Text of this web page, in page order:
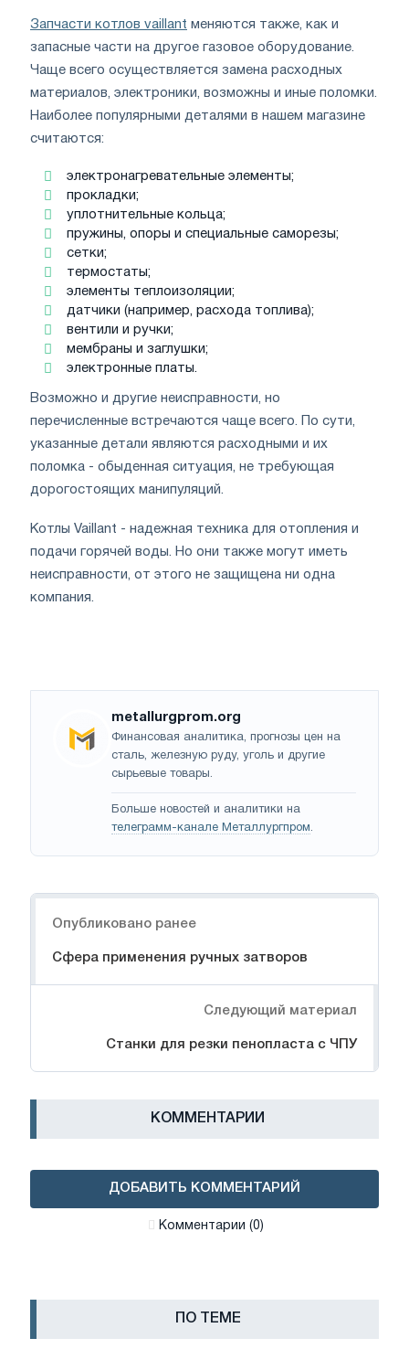
Запчасти котлов vaillant меняются также, как и
запасные части на другое газовое оборудование.
Чаще всего осуществляется замена расходных
материалов, электроники, возможны и иные поломки.
Наиболее популярными деталями в нашем магазине
считаются:
электронагревательные элементы;
прокладки;
уплотнительные кольца;
пружины, опоры и специальные саморезы;
сетки;
термостаты;
элементы теплоизоляции;
датчики (например, расхода топлива);
вентили и ручки;
мембраны и заглушки;
электронные платы.
Возможно и другие неисправности, но
перечисленные встречаются чаще всего. По сути,
указанные детали являются расходными и их
поломка - обыденная ситуация, не требующая
дорогостоящих манипуляций.
Котлы Vaillant - надежная техника для отопления и
подачи горячей воды. Но они также могут иметь
неисправности, от этого не защищена ни одна
компания.
metallurgprom.org
Финансовая аналитика, прогнозы цен на
сталь, железную руду, уголь и другие
сырьевые товары.
Больше новостей и аналитики на
телеграмм-канале Металлургпром.
Опубликовано ранее
Сфера применения ручных затворов
Следующий материал
Станки для резки пенопласта с ЧПУ
КОММЕНТАРИИ
ДОБАВИТЬ КОММЕНТАРИЙ
Комментарии (0)
ПО ТЕМЕ